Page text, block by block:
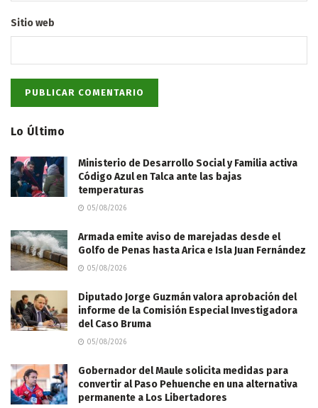
Sitio web
Lo Último
Ministerio de Desarrollo Social y Familia activa
Código Azul en Talca ante las bajas
temperaturas
05/08/2026
​Armada emite aviso de marejadas desde el
Golfo de Penas hasta Arica e Isla Juan Fernández
05/08/2026
Diputado Jorge Guzmán valora aprobación del
informe de la Comisión Especial Investigadora
del Caso Bruma
05/08/2026
Gobernador del Maule solicita medidas para
convertir al Paso Pehuenche en una alternativa
permanente a Los Libertadores